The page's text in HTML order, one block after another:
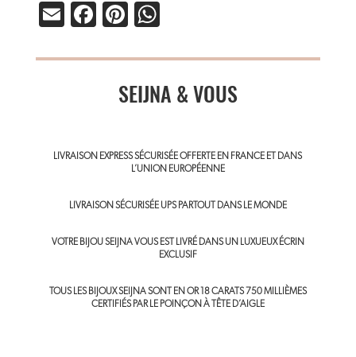
E
ail
Fa
b
Pi
er
es
ts
A
SEIJNA & VOUS
LIVRAISON EXPRESS SÉCURISÉE OFFERTE EN FRANCE ET DANS
L’UNION EUROPÉENNE
LIVRAISON SÉCURISÉE UPS PARTOUT DANS LE MONDE
VOTRE BIJOU SEIJNA VOUS EST LIVRÉ DANS UN LUXUEUX ÉCRIN
EXCLUSIF
TOUS LES BIJOUX SEIJNA SONT EN OR 18 CARATS 750 MILLIÈMES
CERTIFIÉS PAR LE POINÇON À TÊTE D’AIGLE